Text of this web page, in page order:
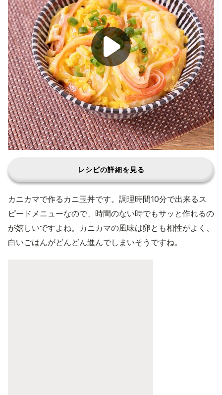
レシピの詳細を見る
カニカマで作るカニ玉丼です。調理時間10分で出来るス
ピードメニューなので、時間のない時でもサッと作れるの
が嬉しいですよね。カニカマの風味は卵とも相性がよく、
白いごはんがどんどん進んでしまいそうですね。